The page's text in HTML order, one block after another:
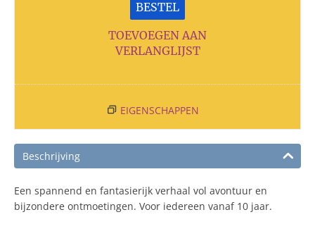
BESTEL
TOEVOEGEN AAN
VERLANGLIJST
EIGENSCHAPPEN
Beschrijving
Een spannend en fantasierijk verhaal vol avontuur en
bijzondere ontmoetingen. Voor iedereen vanaf 10 jaar.